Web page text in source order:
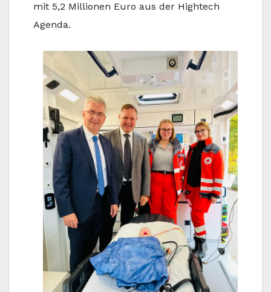
mit 5,2 Millionen Euro aus der Hightech
Agenda.